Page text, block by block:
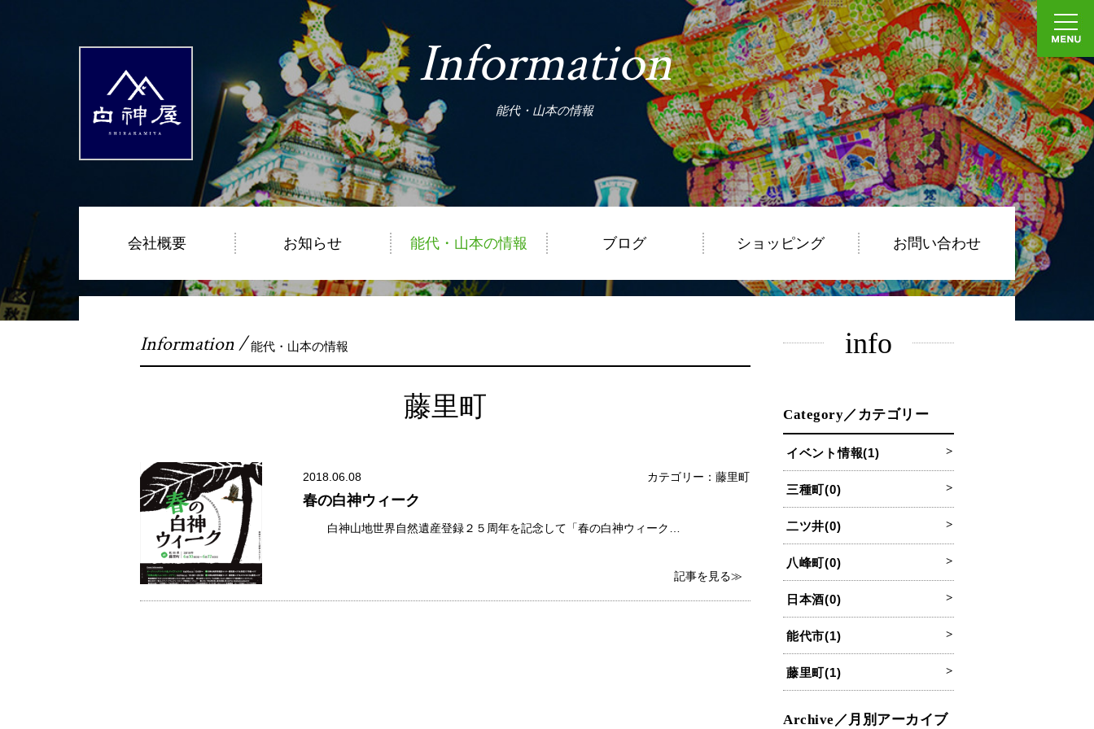
Information
能代・山本の情報
会社概要 お知らせ 能代・山本の情報 ブログ ショッピング お問い合わせ
Information /能代・山本の情報
藤里町
2018.06.08 カテゴリー：藤里町
春の白神ウィーク
白神山地世界自然遺産登録２５周年を記念して「春の白神ウィーク…
記事を見る≫
info
Category／カテゴリー
イベント情報(1)
三種町(0)
二ツ井(0)
八峰町(0)
日本酒(0)
能代市(1)
藤里町(1)
Archive／月別アーカイブ